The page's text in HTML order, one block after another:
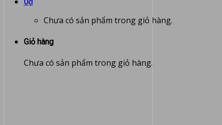
Chưa có sản phẩm trong giỏ hàng.
Giỏ hàng
Chưa có sản phẩm trong giỏ hàng.